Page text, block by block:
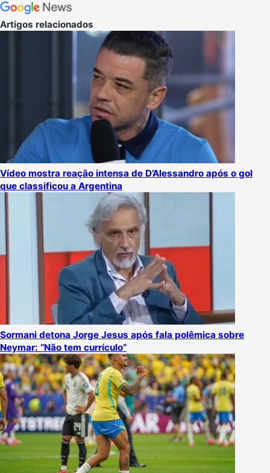
Artigos relacionados
Vídeo mostra reação intensa de D’Alessandro após o gol
que classificou a Argentina
Sormani detona Jorge Jesus após fala polêmica sobre
Neymar: “Não tem currículo”